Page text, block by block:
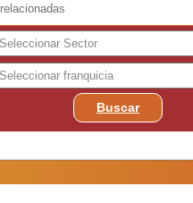
relacionadas
Buscar